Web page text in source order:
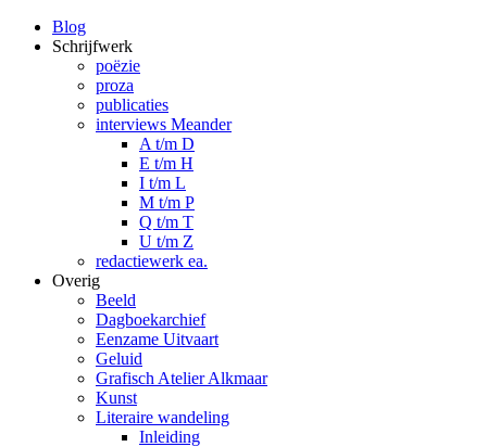
Blog
Schrijfwerk
poëzie
proza
publicaties
interviews Meander
A t/m D
E t/m H
I t/m L
M t/m P
Q t/m T
U t/m Z
redactiewerk ea.
Overig
Beeld
Dagboekarchief
Eenzame Uitvaart
Geluid
Grafisch Atelier Alkmaar
Kunst
Literaire wandeling
Inleiding